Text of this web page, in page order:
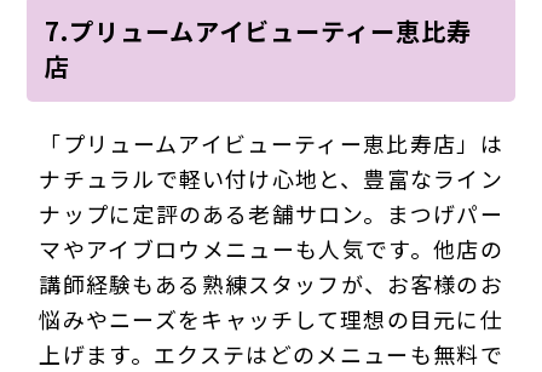
7.プリュームアイビューティー恵比寿
店
「プリュームアイビューティー恵比寿店」は
ナチュラルで軽い付け心地と、豊富なライン
ナップに定評のある老舗サロン。まつげパー
マやアイブロウメニューも人気です。他店の
講師経験もある熟練スタッフが、お客様のお
悩みやニーズをキャッチして理想の目元に仕
上げます。エクステはどのメニューも無料で